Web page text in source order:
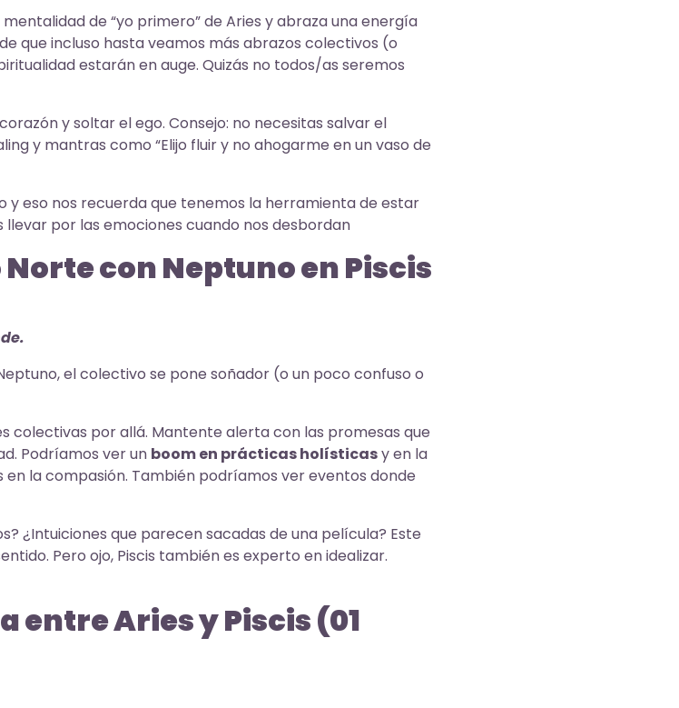
de “yo primero” de Aries y abraza una energía
que incluso hasta veamos más abrazos colectivos (o
estarán en auge. Quizás no todos/as seremos
y soltar el ego. Consejo: no necesitas salvar el
y mantras como “Elijo fluir y no ahogarme en un vaso de
y eso nos recuerda que tenemos la herramienta de estar
por las emociones cuando nos desbordan
con Neptuno en Piscis
el colectivo se pone soñador (o un poco confuso o
colectivas por allá. Mantente alerta con las promesas que
Podríamos ver un boom en prácticas holísticasy en la
en la compasión. También podríamos ver eventos donde
¿Intuiciones que parecen sacadas de una película? Este
Pero ojo, Piscis también es experto en idealizar.
entre Aries y Piscis (01